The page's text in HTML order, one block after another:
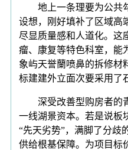
地上一条理要为公共
设想，刚好填补了区域高
尽显质量感和人道化。这
瘤、康复等特色科室，能
象屿天誉蘭喷鼻的拆修材
标建建外立面次要采用了
深受改善型购房者的
一线湖景资本。若是说板
“先天劣势”，满脚了分歧
供给根基保障。为项目标